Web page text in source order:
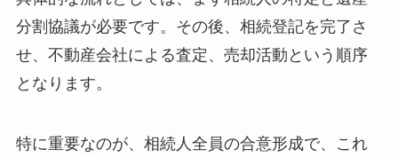
分割協議が必要です。その後、相続登記を完了さ
せ、不動産会社による査定、売却活動という順序
となります。
特に重要なのが、相続人全員の合意形成で、これ